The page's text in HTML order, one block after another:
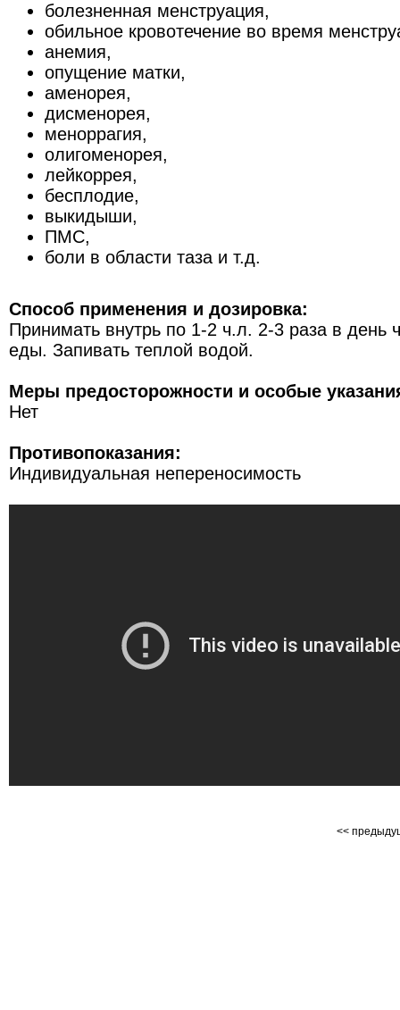
болезненная менструация,
обильное кровотечение во время
анемия,
опущение матки,
аменорея,
дисменорея,
меноррагия,
олигоменорея,
лейкоррея,
бесплодие,
выкидыши,
ПМС,
боли в области таза и т.д.
Способ применения и дозировка:
Принимать внутрь по 1-2 ч.л. 2-3 раза в день
еды. Запивать теплой водой.
Меры предосторожности и особые
Нет
Противопоказания:
Индивидуальная непереносимость
<<